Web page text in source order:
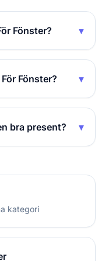
Fönster? ▾
Fönster? ▾
bra present? ▾
kategori